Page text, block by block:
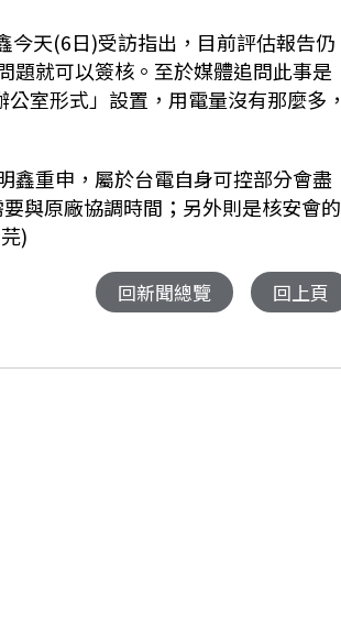
今天(6日)受訪指出，目前評估報告仍
題就可以簽核。至於媒體追問此事是
室形式」設置，用電量沒有那麼多，
鑫重申，屬於台電自身可控部分會盡
與原廠協調時間；另外則是核安會的
)
回新聞總覽 回上頁